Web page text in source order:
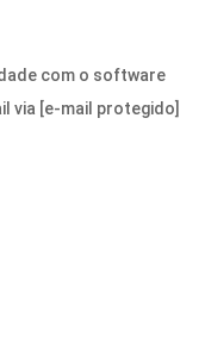
com o software
via [e-mail protegido]